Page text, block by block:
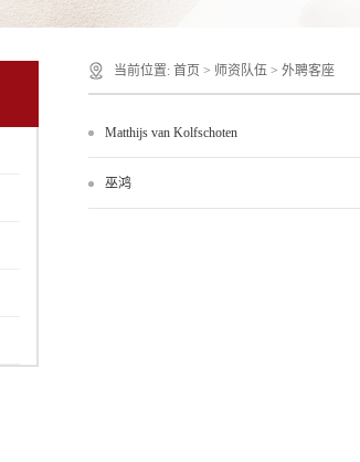
当前位置: 首页> 师资队伍 > 外聘客座
Matthijs van Kolfschoten
巫鸿